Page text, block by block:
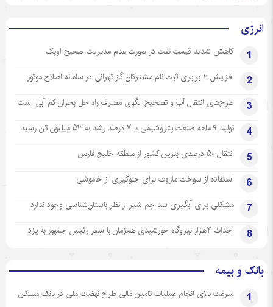
انرژی
1 کاهش شدید قیمت نفت در صورت عدم مدیریت صحیح اوپک
2 افزایش ۲ برابری ثبت نام مشترکان گاز تهرانی‌ در سامانه اصلاح موتور
3 طرح‌های انتقال آب و تصحیح الگوی مصرف راه حل بحران کم آبی است
4 تولید ۹ ماهه صنعت پتروشیمی با ۷ درصد رشد به ۵۳ میلیون تن رسید
5 انتقال ۵۰ درصدی بنزین کشور از منطقه خلیج فارس
6 استفاده از سوخت مازوت برای جلوگیری از خاموشی
7 مشکلی برای آبگیری سد چم شیر از نظر باستان‌شناسی وجود ندارد
8 احداث ۴هزار نیروگاه خورشیدی همزمان با سفر رئیس جمهور به یزد
بانک و بیمه
1 سرعت بالای انجام عملیات تامین مالی طرح نهضت ملی در بانک مسکن